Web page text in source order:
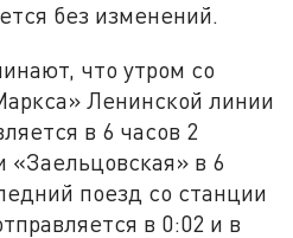
без изменений.
что утром со
Ленинской линии
в 6 часов 2
«Заельцовская» в 6
поезд со станции
в 0:02 и в